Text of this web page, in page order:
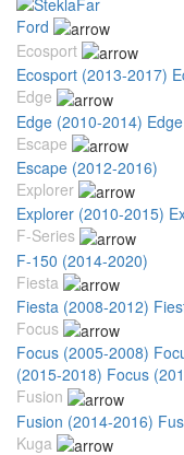
Ford
Ecosport
Ecosport (2013-2017)
Edge
Edge (2010-2014)
Escape
Escape (2012-2016)
Explorer
Explorer (2010-2015)
F-Series
F-150 (2014-2020)
Fiesta
Fiesta (2008-2012)
Focus
Focus (2005-2008)
(2015-2018) Focus
Fusion
Fusion (2014-2016)
Kuga